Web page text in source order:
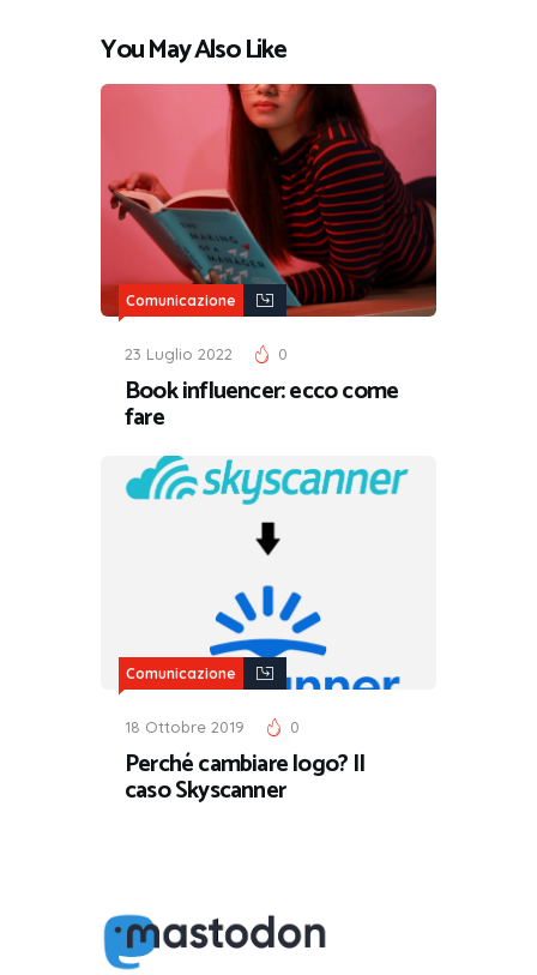
You May Also Like
Comunicazione
23 Luglio 2022 0
Book influencer: ecco come
fare
Comunicazione
18 Ottobre 2019 0
Perché cambiare logo? Il
caso Skyscanner